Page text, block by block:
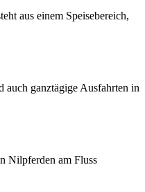
aus einem Speisebereich,
ganztägige Ausfahrten in
Nilpferden am Fluss